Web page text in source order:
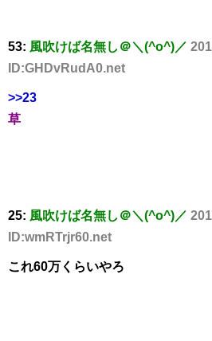
53: 風吹けば名無し＠＼(^o^)／
ID:GHDvRudA0.net
>>23
草
25: 風吹けば名無し＠＼(^o^)／
ID:wmRTrjr60.net
これ60万くらいやろ